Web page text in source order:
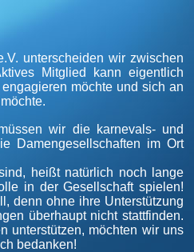
unterscheiden wir zwischen
Mitglied kann eigentlich
möchte und sich an
wir die karnevals- und
Damengesellschaften im Ort
heißt natürlich noch lange
in der Gesellschaft spielen!
denn ohne ihre Unterstützung
überhaupt nicht stattfinden.
unterstützen, möchten wir uns
bedanken!